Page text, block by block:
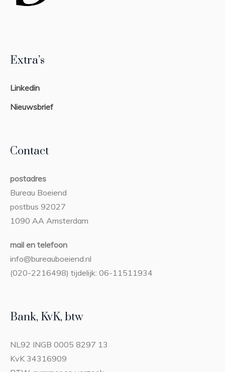
Extra’s
Linkedin
Nieuwsbrief
Contact
postadres
Bureau Boeiend
postbus 92027
1090 AA Amsterdam
mail en telefoon
info@bureauboeiend.nl
(020-2216498) tijdelijk: 06-11511934
Bank, KvK, btw
NL92 INGB 0005 8297 13
KvK 34316909